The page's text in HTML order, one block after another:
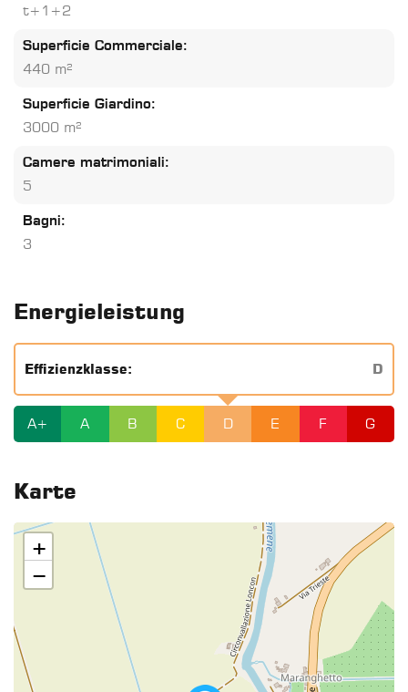
t+1+2
Superficie Commerciale:
440 m²
Superficie Giardino:
3000 m²
Camere matrimoniali:
5
Bagni:
3
Energieleistung
Effizienzklasse: D
A+ A B C D E F G
Karte
+
−